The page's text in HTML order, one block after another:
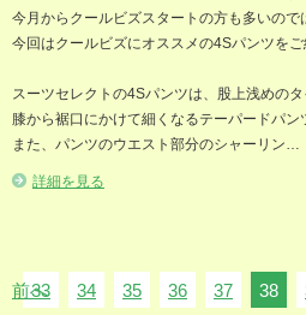
今月からクールビズスタートの方も多いので
今回はクールビズにオススメの4Sパンツをご
スーツセレクトの4Sパンツは、股上浅めのタ
膝から裾口にかけて細くなるテーパードパン
また、パンツのウエスト部分のシャーリン…
詳細を見る
前へ
33 34 35 36 37 38